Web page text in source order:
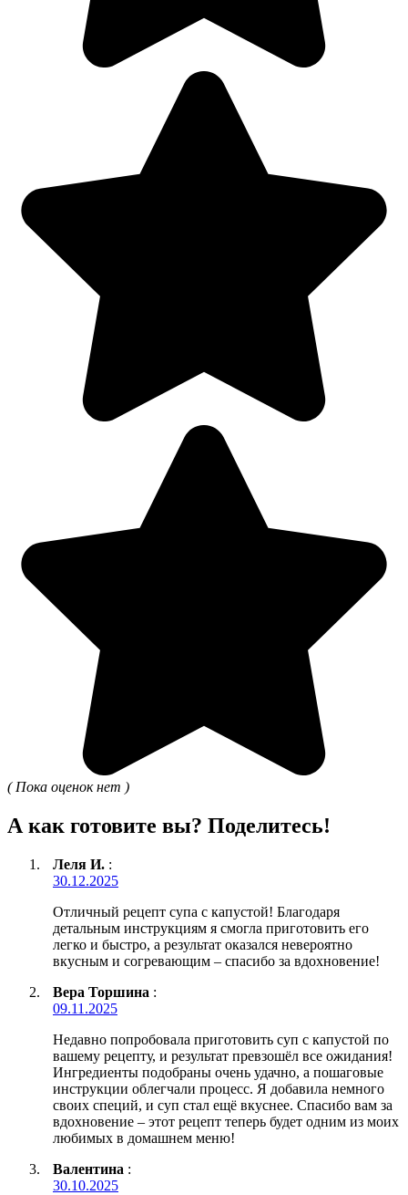
( Пока оценок нет )
А как готовите вы? Поделитесь!
Леля И. :
30.12.2025
Отличный рецепт супа с капустой! Благодаря
детальным инструкциям я смогла приготовить его
легко и быстро, а результат оказался невероятно
вкусным и согревающим – спасибо за вдохновение!
Вера Торшина :
09.11.2025
Недавно попробовала приготовить суп с капустой по
вашему рецепту, и результат превзошёл все ожидания!
Ингредиенты подобраны очень удачно, а пошаговые
инструкции облегчали процесс. Я добавила немного
своих специй, и суп стал ещё вкуснее. Спасибо вам за
вдохновение – этот рецепт теперь будет одним из моих
любимых в домашнем меню!
Валентина :
30.10.2025